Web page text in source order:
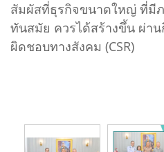
สัมผัสที่ธุรกิจขนาดใหญ่ ที่มี
ทันสมัย ควรได้สร้างขึ้น ผ่า
ผิดชอบทางสังคม (CSR)